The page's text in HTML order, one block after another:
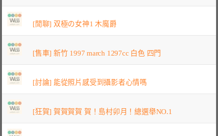
[閒聊] 双極の女神1 木魔爵
[售車] 新竹 1997 march 1297cc 白色 四門
[討論] 能從照片感受到攝影者心情嗎
[狂賀] 賀賀賀賀 賀！島村卯月！總選舉NO.1